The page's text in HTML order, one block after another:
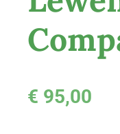
€ 95,00